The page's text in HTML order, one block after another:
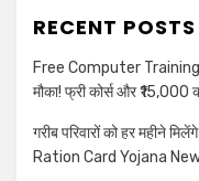
RECENT POSTS
Free Computer Training
मौका! फ्री कोर्स और
गरीब परिवारों को हर महीने
Ration Card Yojana